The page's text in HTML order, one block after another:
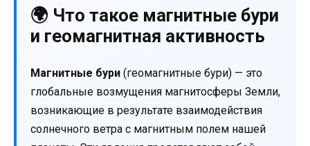
🌍 Что такое магнитные бури
и геомагнитная активность
Магнитные бури (геомагнитные бури) — это
глобальные возмущения магнитосферы Земли,
возникающие в результате взаимодействия
солнечного ветра с магнитным полем нашей